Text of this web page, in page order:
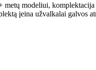
modeliui, komplektacija
įeina užvalkalai galvos